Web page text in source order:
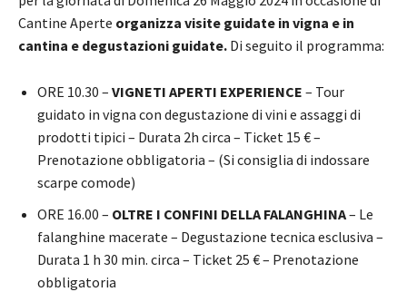
Cantine Aperte organizza visite guidate in vigna e in
cantina e degustazioni guidate. Di seguito il programma:
ORE 10.30 – VIGNETI APERTI EXPERIENCE – Tour
guidato in vigna con degustazione di vini e assaggi di
prodotti tipici – Durata 2h circa – Ticket 15 € –
Prenotazione obbligatoria – (Si consiglia di indossare
scarpe comode)
ORE 16.00 – OLTRE I CONFINI DELLA FALANGHINA– Le
falanghine macerate – Degustazione tecnica esclusiva –
Durata 1 h 30 min. circa – Ticket 25 € – Prenotazione
obbligatoria